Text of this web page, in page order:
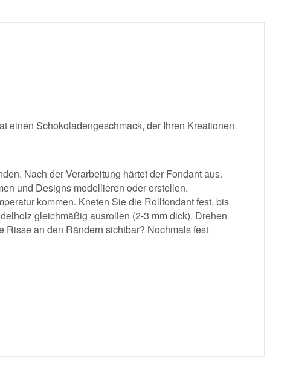
einen Schokoladengeschmack, der Ihren Kreationen
Nach der Verarbeitung härtet der Fondant aus.
und Designs modellieren oder erstellen.
kommen. Kneten Sie die Rollfondant fest, bis
gleichmäßig ausrollen (2-3 mm dick). Drehen
an den Rändern sichtbar? Nochmals fest